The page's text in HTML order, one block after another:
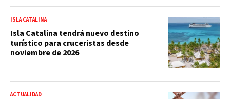
ISLA CATALINA
Isla Catalina tendrá nuevo destino
turístico para cruceristas desde
noviembre de 2026
ACTUALIDAD